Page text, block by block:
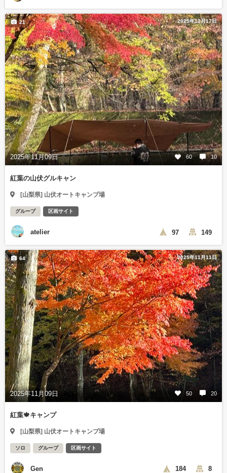
2025年12月17日
2025年11月09日 60 10
21
紅葉の山伏グルキャン
[山梨県] 山伏オートキャンプ場
グループ 区画サイト
atelier 97 149
2025年11月11日
2025年11月09日 50 20
64
紅葉🍁キャンプ
[山梨県] 山伏オートキャンプ場
ソロ グループ 区画サイト
Gen 184 8